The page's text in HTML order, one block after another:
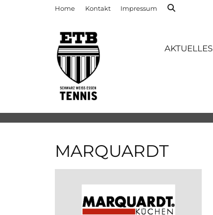
Home Kontakt Impressum
AKTUELLES
MARQUARDT